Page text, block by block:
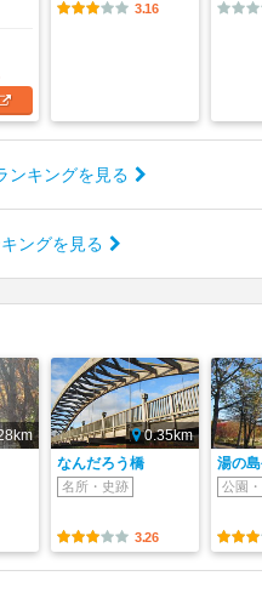
3.16
ンキングを見る
ングを見る
0.35km
なんだろう橋
名所・史跡
3.26
湯の
公園